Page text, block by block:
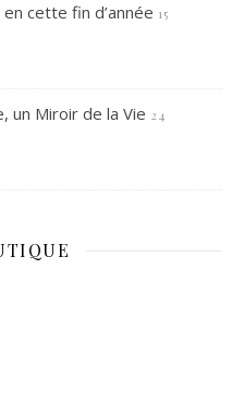
cette fin d’année 15
un Miroir de la Vie 24